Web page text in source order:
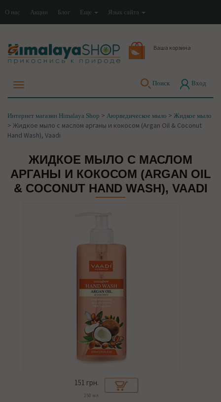
О нас Акции Блог Еще Язык сайта
Ваша корзина
Поиск Вход
Интернет магазин Himalaya Shop > Аюрведическое мыло > Жидкое мыло
> Жидкое мыло с маслом арганы и кокосом (Argan Oil & Coconut
Hand Wash), Vaadi
ЖИДКОЕ МЫЛО С МАСЛОМ
АРГАНЫ И КОКОСОМ (ARGAN OIL
& COCONUT HAND WASH), VAADI
151 грн.
250 мл